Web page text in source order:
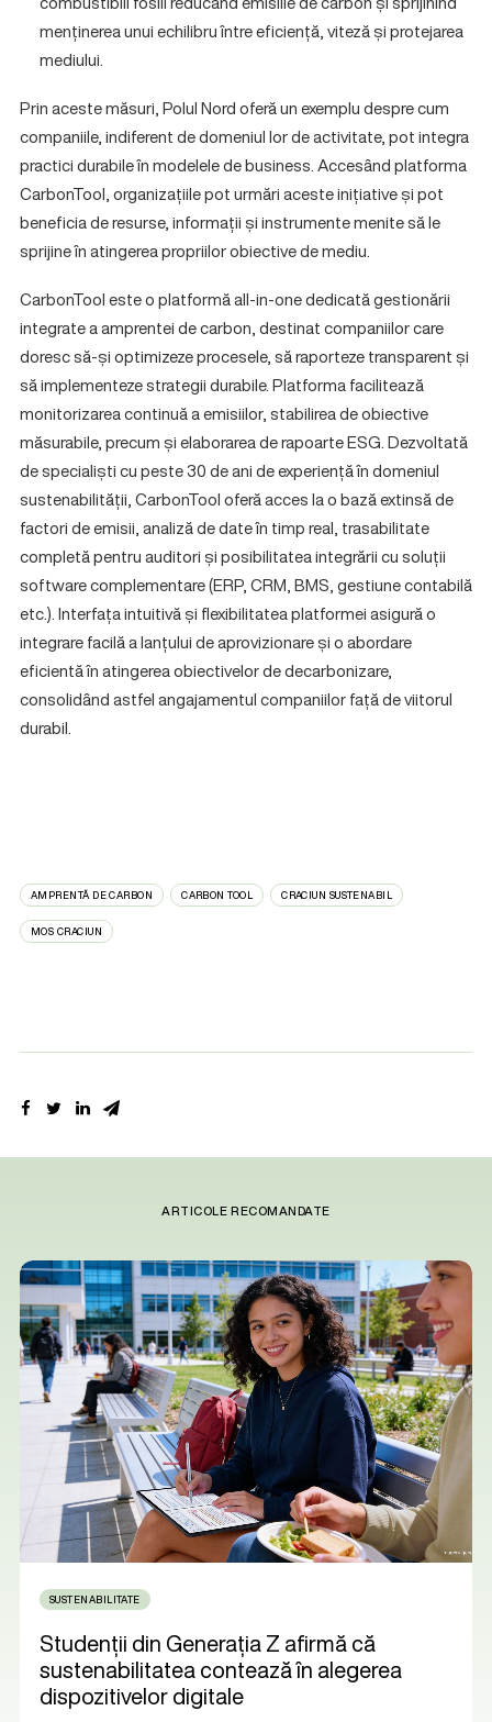
menținerea unui echilibru între eficiență, viteză și protejarea
mediului.
Prin aceste măsuri, Polul Nord oferă un exemplu despre cum
companiile, indiferent de domeniul lor de activitate, pot integra
practici durabile în modelele de business. Accesând platforma
CarbonTool, organizațiile pot urmări aceste inițiative și pot
beneficia de resurse, informații și instrumente menite să le
sprijine în atingerea propriilor obiective de mediu.
CarbonTool este o platformă all-in-one dedicată gestionării
integrate a amprentei de carbon, destinat companiilor care
doresc să-și optimizeze procesele, să raporteze transparent și
să implementeze strategii durabile. Platforma facilitează
monitorizarea continuă a emisiilor, stabilirea de obiective
măsurabile, precum și elaborarea de rapoarte ESG. Dezvoltată
de specialiști cu peste 30 de ani de experiență în domeniul
sustenabilității, CarbonTool oferă acces la o bază extinsă de
factori de emisii, analiză de date în timp real, trasabilitate
completă pentru auditori și posibilitatea integrării cu soluții
software complementare (ERP, CRM, BMS, gestiune contabilă
etc.). Interfața intuitivă și flexibilitatea platformei asigură o
integrare facilă a lanțului de aprovizionare și o abordare
eficientă în atingerea obiectivelor de decarbonizare,
consolidând astfel angajamentul companiilor față de viitorul
durabil.
AMPRENTĂ DE CARBON CARBON TOOL CRACIUN SUSTENABIL
MOS CRACIUN
ARTICOLE RECOMANDATE
SUSTENABILITATE
Studenții din Generația Z afirmă că
sustenabilitatea contează în alegerea
dispozitivelor digitale